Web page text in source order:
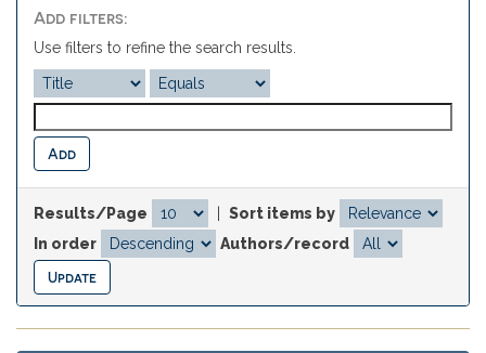
Add filters:
Use filters to refine the search results.
Results/Page
Sort items by
In order
Authors/record